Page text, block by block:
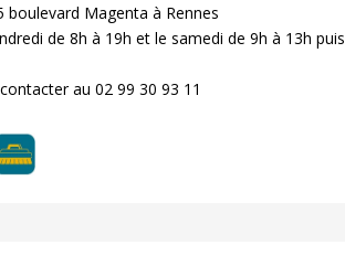
boulevard Magenta à Rennes
de 8h à 19h et le samedi de 9h à 13h puis
au 02 99 30 93 11